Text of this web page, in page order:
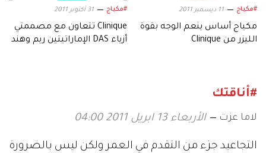
#مكياج 11 ديسمبر 2011
مكياج أساس ينعم الوجه بقوة
الليزر من Clinique
#مكياج 31 أكتوبر 2011
Clinique تتعاون مع مصممتي
أزياء DAS الإماراتيتين ريم وهند
#أناقتك
لاما عزت الأربعاء 13 ابريل 2011 04:00
التجاعيد جزء من التقدم في العمر ولكن ليس بالضرورة